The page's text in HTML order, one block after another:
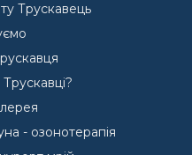
Трускавець
- озонотерапія